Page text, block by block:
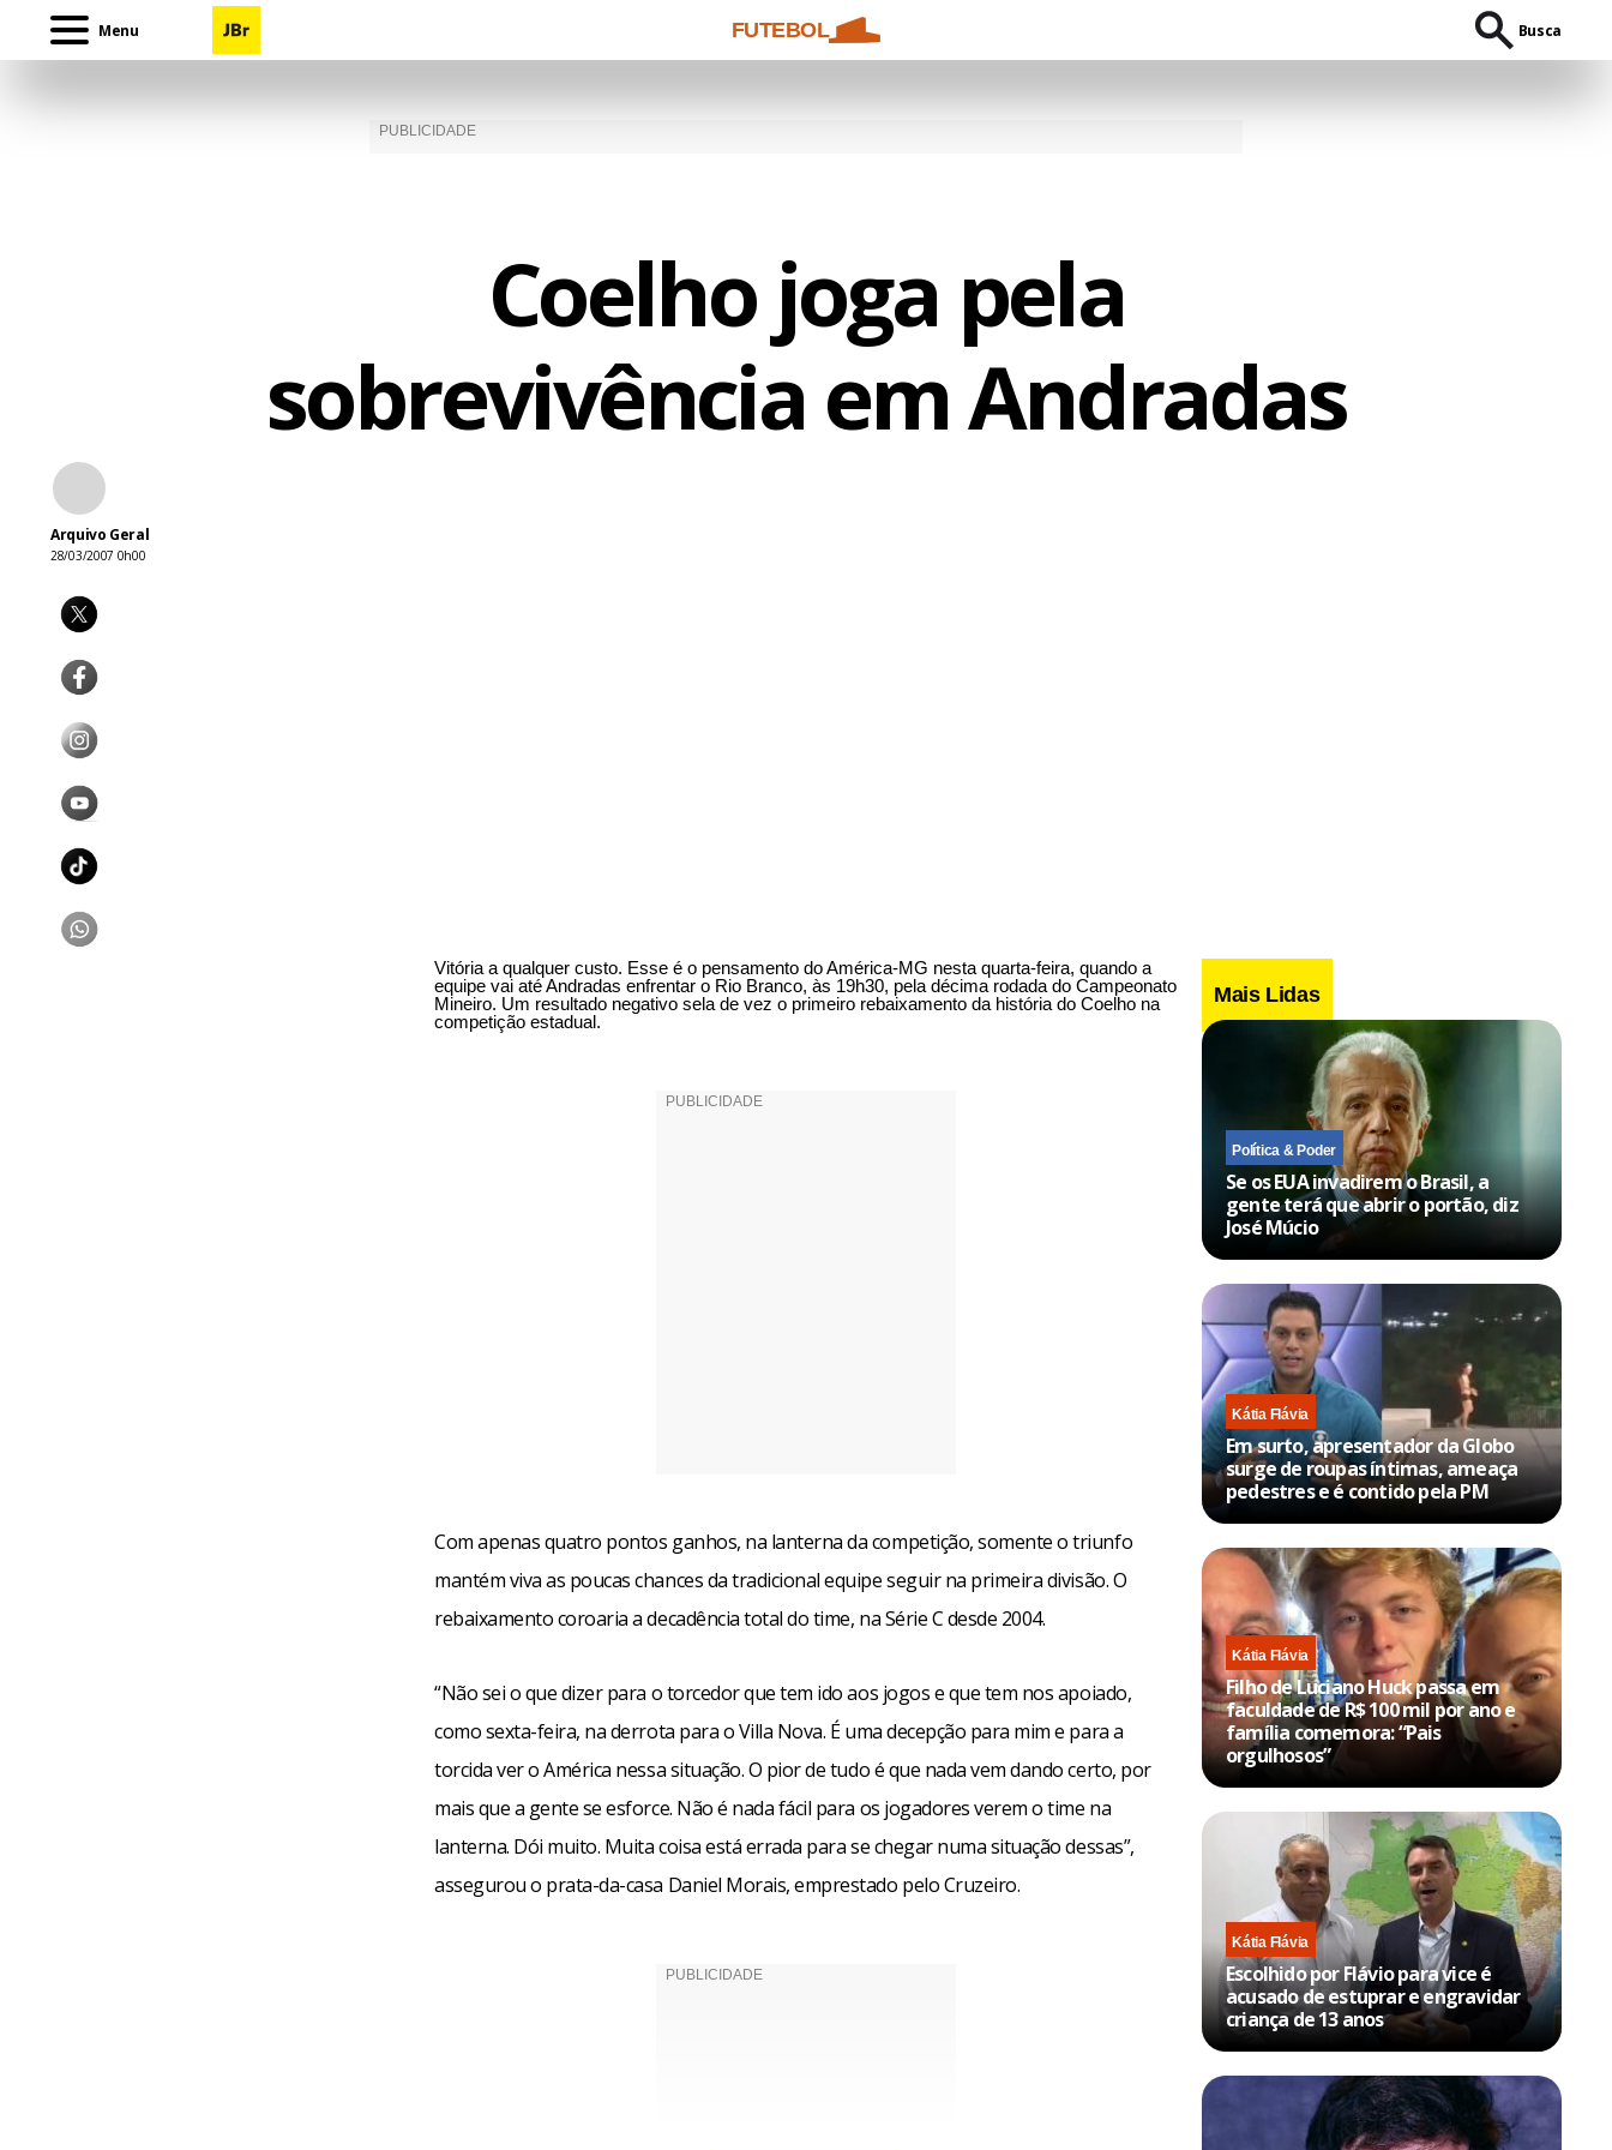
Menu FUTEBOL Busca
Coelho joga pela
sobrevivência em Andradas
Arquivo Geral
28/03/2007 0h00
Vitória a qualquer custo. Esse é o pensamento do América-MG nesta quarta-feira, quando a
equipe vai até Andradas enfrentar o Rio Branco, às 19h30, pela décima rodada do Campeonato
Mineiro. Um resultado negativo sela de vez o primeiro rebaixamento da história do Coelho na
competição estadual.
Com apenas quatro pontos ganhos, na lanterna da competição, somente o triunfo
mantém viva as poucas chances da tradicional equipe seguir na primeira divisão. O
rebaixamento coroaria a decadência total do time, na Série C desde 2004.
“Não sei o que dizer para o torcedor que tem ido aos jogos e que tem nos apoiado,
como sexta-feira, na derrota para o Villa Nova. É uma decepção para mim e para a
torcida ver o América nessa situação. O pior de tudo é que nada vem dando certo, por
mais que a gente se esforce. Não é nada fácil para os jogadores verem o time na
lanterna. Dói muito. Muita coisa está errada para se chegar numa situação dessas”,
assegurou o prata-da-casa Daniel Morais, emprestado pelo Cruzeiro.
Mais Lidas
Política & Poder
Se os EUA invadirem o Brasil, a
gente terá que abrir o portão, diz
José Múcio
Kátia Flávia
Em surto, apresentador da Globo
surge de roupas íntimas, ameaça
pedestres e é contido pela PM
Kátia Flávia
Filho de Luciano Huck passa em
faculdade de R$ 100 mil por ano e
família comemora: “Pais
orgulhosos”
Kátia Flávia
Escolhido por Flávio para vice é
acusado de estuprar e engravidar
criança de 13 anos